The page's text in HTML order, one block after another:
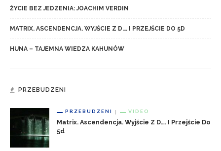
ŻYCIE BEZ JEDZENIA: JOACHIM VERDIN
MATRIX. ASCENDENCJA. WYJŚCIE Z D…. I PRZEJŚCIE DO 5D
HUNA – TAJEMNA WIEDZA KAHUNÓW
PRZEBUDZENI
PRZEBUDZENI VIDEO
Matrix. Ascendencja. Wyjście Z D…. I Przejście Do
5d